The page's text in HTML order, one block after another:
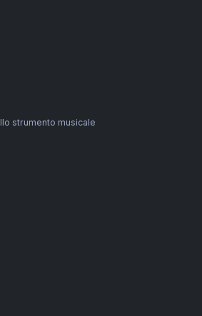
strumento musicale